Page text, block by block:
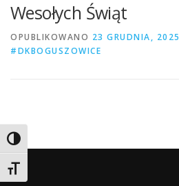
Toggle High Contrast
Toggle Font size
Wesołych Świąt
OPUBLIKOWANO 23 GRUDNIA, 2025
#DKBOGUSZOWICE